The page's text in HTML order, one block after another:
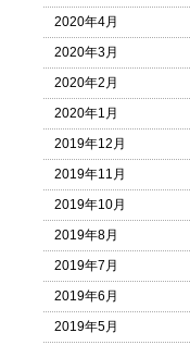
2020年4月
2020年3月
2020年2月
2020年1月
2019年12月
2019年11月
2019年10月
2019年8月
2019年7月
2019年6月
2019年5月